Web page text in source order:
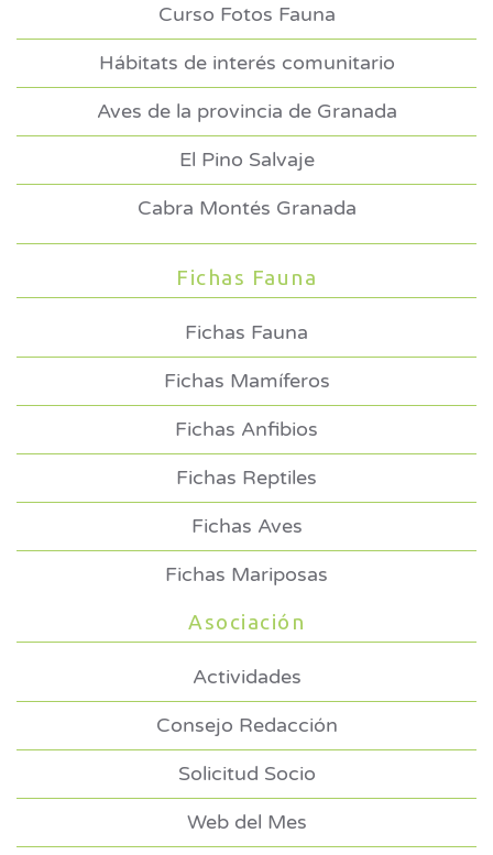
Curso Fotos Fauna
Hábitats de interés comunitario
Aves de la provincia de Granada
El Pino Salvaje
Cabra Montés Granada
Fichas Fauna
Fichas Fauna
Fichas Mamíferos
Fichas Anfibios
Fichas Reptiles
Fichas Aves
Fichas Mariposas
Asociación
Actividades
Consejo Redacción
Solicitud Socio
Web del Mes